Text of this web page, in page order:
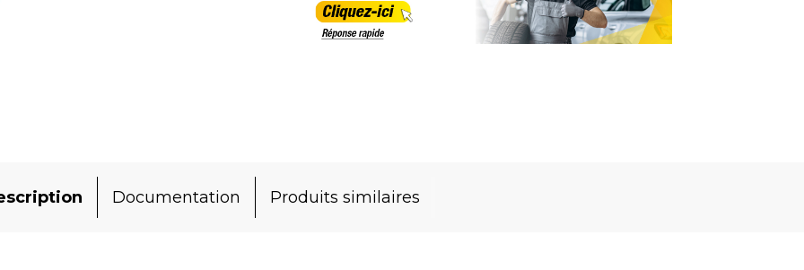
Documentation Produits similaires